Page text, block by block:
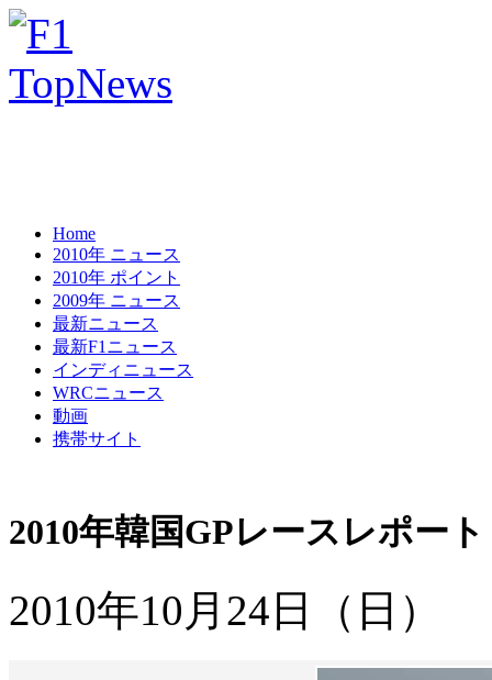
Home
2010年 ニュース
2010年 ポイント
2009年 ニュース
最新ニュース
最新F1ニュース
インディニュース
WRCニュース
動画
携帯サイト
2010年韓国GPレースレポート
2010年10月24日（日）